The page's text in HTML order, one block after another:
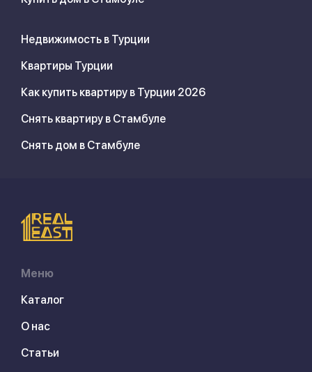
Недвижимость в Турции
Квартиры Турции
Как купить квартиру в Турции 2026
Снять квартиру в Стамбуле
Снять дом в Стамбуле
Меню
Каталог
О нас
Статьи